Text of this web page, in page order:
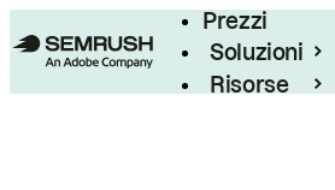
Prezzi
Soluzioni
Risorse